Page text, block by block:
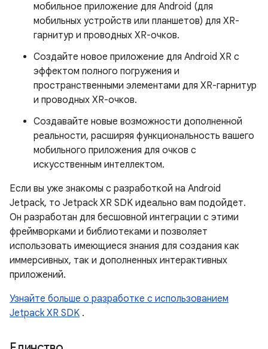
мобильное приложение для Android (для
мобильных устройств или планшетов) для XR-
гарнитур и проводных XR-очков.
Создайте новое приложение для Android XR с
эффектом полного погружения и
пространственными элементами для XR-гарнитур
и проводных XR-очков.
Создавайте новые возможности дополненной
реальности, расширяя функциональность вашего
мобильного приложения для очков с
искусственным интеллектом.
Если вы уже знакомы с разработкой на Android
Jetpack, то Jetpack XR SDK идеально вам подойдет.
Он разработан для бесшовной интеграции с этими
фреймворками и библиотеками и позволяет
использовать имеющиеся знания для создания как
иммерсивных, так и дополненных интерактивных
приложений.
Узнайте больше о разработке с использованием
Jetpack XR SDK .